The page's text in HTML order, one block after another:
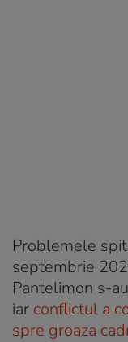
Problemele
septembrie
Pantelimon s-
iar conflictul a
spre groaza